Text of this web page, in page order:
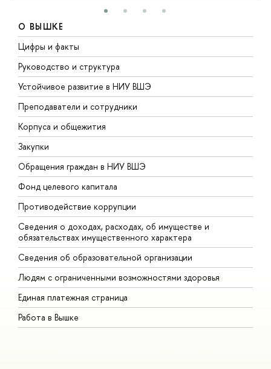
О ВЫШКЕ
Цифры и факты
Руководство и структура
Устойчивое развитие в НИУ ВШЭ
Преподаватели и сотрудники
Корпуса и общежития
Закупки
Обращения граждан в НИУ ВШЭ
Фонд целевого капитала
Противодействие коррупции
Сведения о доходах, расходах, об имуществе и
обязательствах имущественного характера
Сведения об образовательной организации
Людям с ограниченными возможностями здоровья
Единая платежная страница
Работа в Вышке